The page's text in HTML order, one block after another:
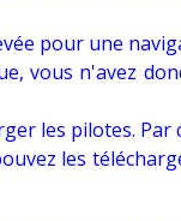
pour une
vous n'avez
les pilotes. Par
les